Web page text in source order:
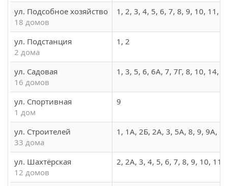
ул. Подсобное хозяйство
18 домов
1, 2, 3, 4, 5, 6, 7, 8, 9, 10, 11,
ул. Подстанция
2 дома
1, 2
ул. Садовая
16 домов
1, 3, 5, 6, 6А, 7, 7Г, 8, 10, 14,
ул. Спортивная
1 дом
9
ул. Строителей
33 дома
1, 1А, 2Б, 2А, 3, 5А, 8, 9, 9А,
ул. Шахтёрская
12 домов
2, 2А, 3, 4, 5, 6, 7, 8, 9, 10, 11,